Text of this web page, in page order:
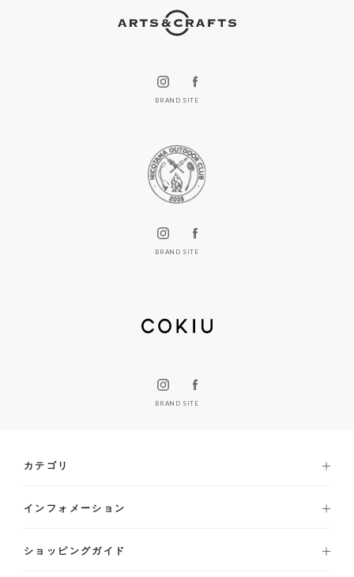
BRAND SITE
BRAND SITE
BRAND SITE
カテゴリ
インフォメーション
ショッピングガイド